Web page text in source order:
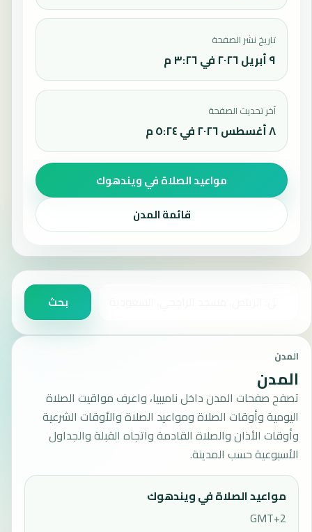
تاريخ نشر الصفحة
٩ أبريل ٢٠٢٦ في ٣:٢٦ م
آخر تحديث الصفحة
٨ أغسطس ٢٠٢٦ في ٥:٢٤ م
مواعيد الصلاة في ويندهوك
قائمة المدن
بحث
المدن
المدن
تصفح صفحات المدن داخل ناميبيا، واعرف مواقيت الصلاة
اليومية وأوقات الصلاة ومواعيد الصلاة والأوقات الشرعية
وأوقات الأذان والصلاة القادمة واتجاه القبلة والجداول
الأسبوعية حسب المدينة.
مواعيد الصلاة في ويندهوك
GMT+2